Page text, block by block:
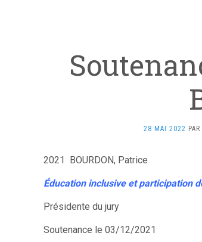
28 MAI 2022 PAR
2021 BOURDON, Patrice
Éducation inclusive et participation
Présidente du jury
Soutenance le 03/12/2021